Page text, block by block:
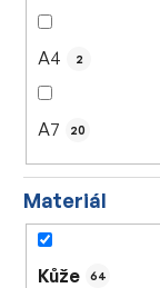
A4 2
A7 20
Materiál
Kůže 64